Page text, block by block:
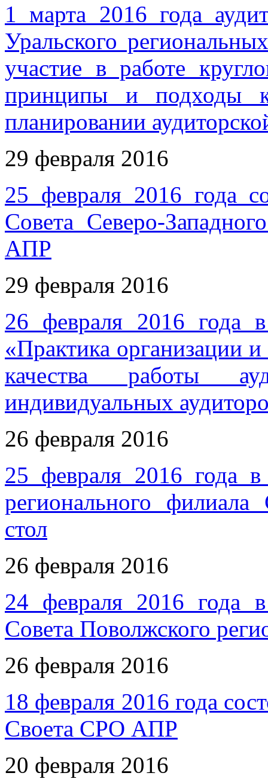
1 марта 2016 года
Уральского
участие в работе
принципы и подходы
планировании
29 февраля 2016
25 февраля 2016 года
Совета Северо-
АПР
29 февраля 2016
26 февраля 2016 года
«Практика организации
качества работы
индивидуальных
26 февраля 2016
25 февраля 2016 года
регионального
стол
26 февраля 2016
24 февраля 2016 года
Совета Поволжского
26 февраля 2016
18 февраля 2016 года
Своета СРО АПР
20 февраля 2016